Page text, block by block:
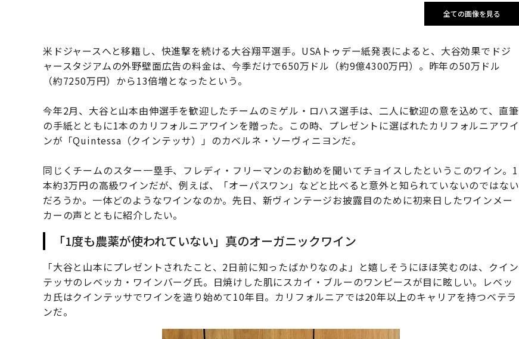
全ての画像を見る
米ドジャースへと移籍し、快進撃を続ける大谷翔平選手。USAトゥデー紙発表によると、大谷効果でドジ
ャースタジアムの外野壁面広告の料金は、今季だけで650万ドル（約9億4300万円）。昨年の50万ドル
（約7250万円）から13倍増となったという。
今年2月、大谷と山本由伸選手を歓迎したチームのミゲル・ロハス選手は、二人に歓迎の意を込めて、直筆
の手紙とともに1本のカリフォルニアワインを贈った。この時、プレゼントに選ばれたカリフォルニアワイ
ンが「Quintessa（クインテッサ）」のカベルネ・ソーヴィニヨンだ。
同じくチームのスター一塁手、フレディ・フリーマンのお勧めを聞いてチョイスしたというこのワイン。1
本約3万円の高級ワインだが、例えば、「オーパスワン」などと比べると意外と知られていないのではない
だろうか。一体どのようなワインなのか。先日、新ヴィンテージお披露目のために初来日したワインメー
カーの声とともに紹介したい。
「1度も農薬が使われていない」真のオーガニックワイン
「大谷と山本にプレゼントされたこと、2日前に知ったばかりなのよ」と嬉しそうにほほ笑むのは、クイン
テッサのレベッカ・ワインバーグ氏。日焼けした肌にスカイ・ブルーのワンピースが目に眩しい。レベッ
カ氏はクインテッサでワインを造り始めて10年目。カリフォルニアでは20年以上のキャリアを持つベテラ
ンだ。